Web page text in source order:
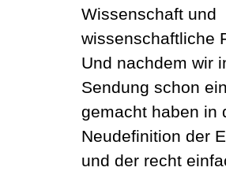
Wissenschaft und
wissenschaftliche
Und nachdem wir
Sendung schon
gemacht haben in
Neudefinition der
und der recht